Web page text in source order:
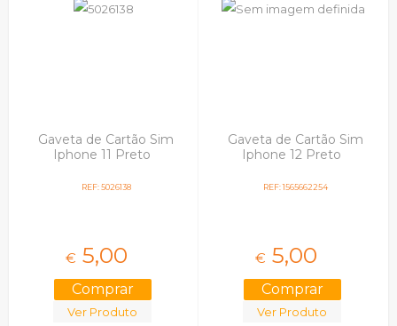
Gaveta de Cartão Sim
Iphone 11 Preto
REF: 5026138
€ 5,00
Ver Produto
Gaveta de Cartão Sim
Iphone 12 Preto
REF: 1565662254
€ 5,00
Ver Produto